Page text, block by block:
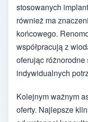
stosowanych
również ma
końcowego.
współpracują z
oferując
indywidualnych
Kolejnym ważnym
oferty. Najlepsze